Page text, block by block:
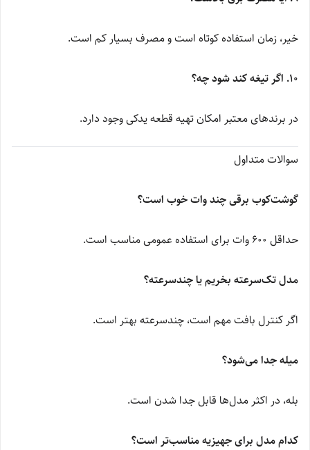
خیر، زمان استفاده کوتاه است و مصرف بسیار کم است.
۱۰. اگر تیغه کند شود چه؟
در برندهای معتبر امکان تهیه قطعه یدکی وجود دارد.
سوالات متداول
گوشت‌کوب برقی چند وات خوب است؟
حداقل 600 وات برای استفاده عمومی مناسب است.
مدل تک‌سرعته بخریم یا چندسرعته؟
اگر کنترل بافت مهم است، چندسرعته بهتر است.
میله جدا می‌شود؟
بله، در اکثر مدل‌ها قابل جدا شدن است.
کدام مدل برای جهیزیه مناسب‌تر است؟